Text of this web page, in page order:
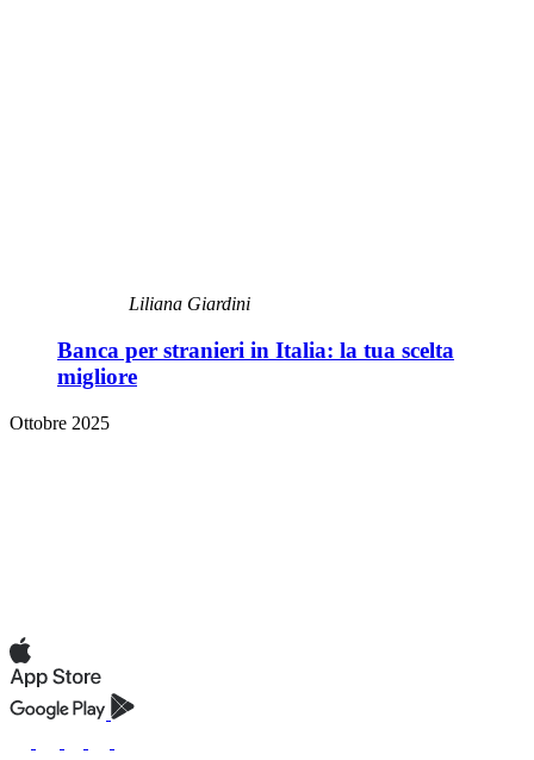
Liliana Giardini
Banca per stranieri in Italia: la tua scelta
migliore
Ottobre 2025